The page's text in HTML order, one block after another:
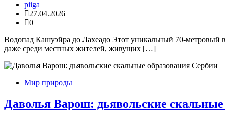
piiga
27.04.2026
0
Водопад Кашуэйра до Лахеадо Этот уникальный 70-метровый
даже среди местных жителей, живущих […]
Мир природы
Даволья Варош: дьявольские